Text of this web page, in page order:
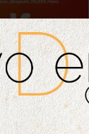
a ‘San
frito en ‘corn
en Por fin Café